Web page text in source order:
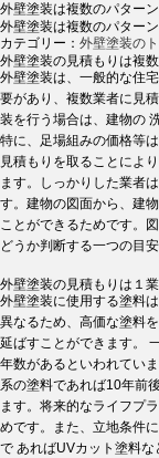
外壁塗装は複数のパター
外壁塗装は複数のパター
カテゴリー： 外壁塗装の
外壁塗装の見積もりは複
外壁塗装は、一般的な住
要があり、複数業者に見
装を行う場合は、建物の
特に、足場組みの価格等
見積もりを取ることによ
ます。しっかりした業者
す。建物の図面から、建
ことができるためです。
どうか判断する一つの目安
外壁塗装の見積もりは１
外壁塗装に使用する塗料
異なるため、高価な塗料
延ばすことができます。
年数があるといわれてい
系の塗料であれば10年前
ます。将来的なライフプ
めです。また、立地条件
で あればUVカット塗料